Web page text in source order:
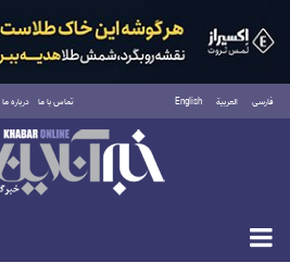
فارسی العربية English تماس با ما درباره ما
یکشنبه ۱۸ مرداد ۱۴۰۵